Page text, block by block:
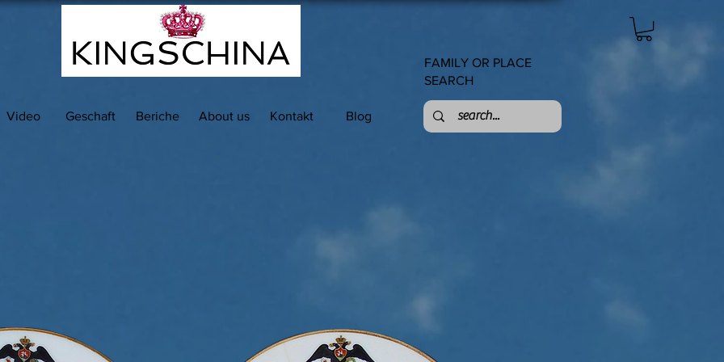
FAMILY OR PLACE
SEARCH
Video Geschaft Beriche About us Kontakt Blog